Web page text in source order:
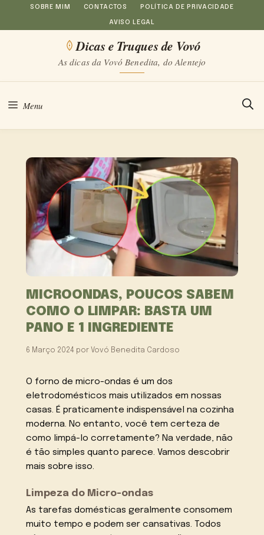
Saltar
para
conteúdo
SOBRE MIM CONTACTOS POLÍTICA DE PRIVACIDADE
AVISO LEGAL
Dicas e Truques de Vovó
As dicas da Vovó Benedita, do Alentejo
Menu
MICROONDAS, POUCOS SABEM
COMO O LIMPAR: BASTA UM
PANO E 1 INGREDIENTE
6 Março 2024 por Vovó Benedita Cardoso
O forno de micro-ondas é um dos
eletrodomésticos mais utilizados em nossas
casas. É praticamente indispensável na cozinha
moderna. No entanto, você tem certeza de
como limpá-lo corretamente? Na verdade, não
é tão simples quanto parece. Vamos descobrir
mais sobre isso.
Limpeza do Micro-ondas
As tarefas domésticas geralmente consomem
muito tempo e podem ser cansativas. Todos